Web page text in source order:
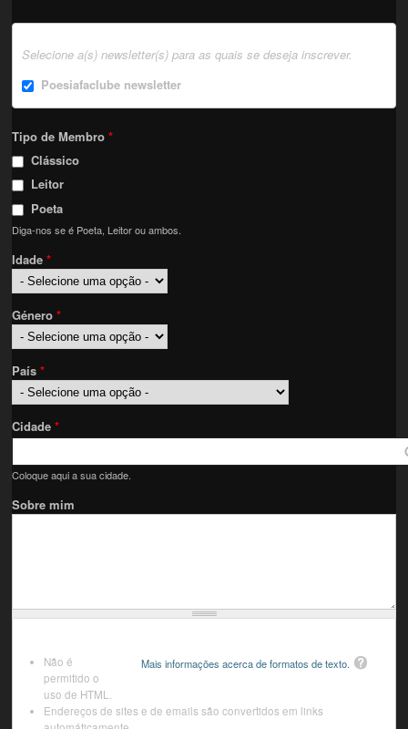
Selecione a(s) newsletter(s) para as quais se deseja inscrever.
Poesiafaclube newsletter
Tipo de Membro*
Clássico
Leitor
Poeta
Diga-nos se é Poeta, Leitor ou ambos.
Idade*
Género*
País*
Cidade*
Coloque aqui a sua cidade.
Sobre mim
Mais informações acerca de formatos de texto.
Não é
permitido o
uso de HTML.
Endereços de sites e de emails são convertidos em links